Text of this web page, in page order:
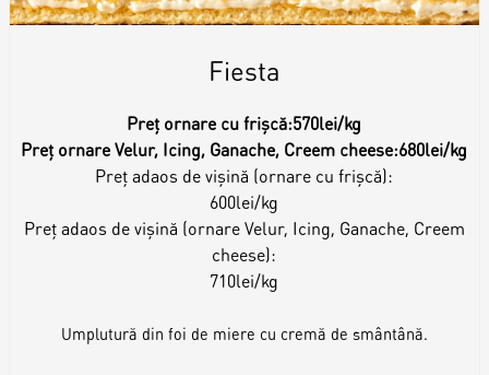
Fiesta
Preț ornare cu frișcă:570lei/kg
Preț ornare Velur, Icing, Ganache, Creem cheese:680lei/kg
Preț adaos de vișină (ornare cu frișcă):
600lei/kg
Preț adaos de vișină (ornare Velur, Icing, Ganache, Creem
cheese):
710lei/kg
Umplutură din foi de miere cu cremă de smântână.